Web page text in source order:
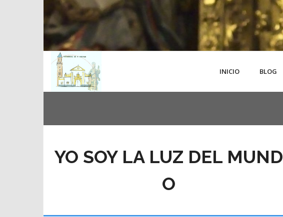
INICIO BLOG
YO SOY LA LUZ DEL MUND
O